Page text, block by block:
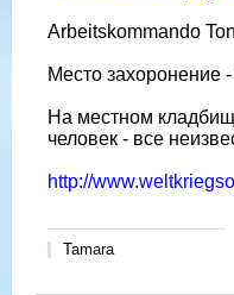
Arbeitskommando
Место захоронение
На местном
человек - все
http://
Tamara